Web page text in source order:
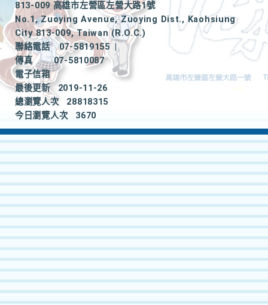
813-009 高雄市左營區左營大路1號
No.1, Zuoying Avenue, Zuoying Dist., Kaohsiung
City 813-009, Taiwan (R.O.C.)
聯絡電話
07-5819155
|
傳真
07-5810087
電子信箱
最後更新
2019-11-26
總瀏覽人次
28818315
今日瀏覽人次
3670